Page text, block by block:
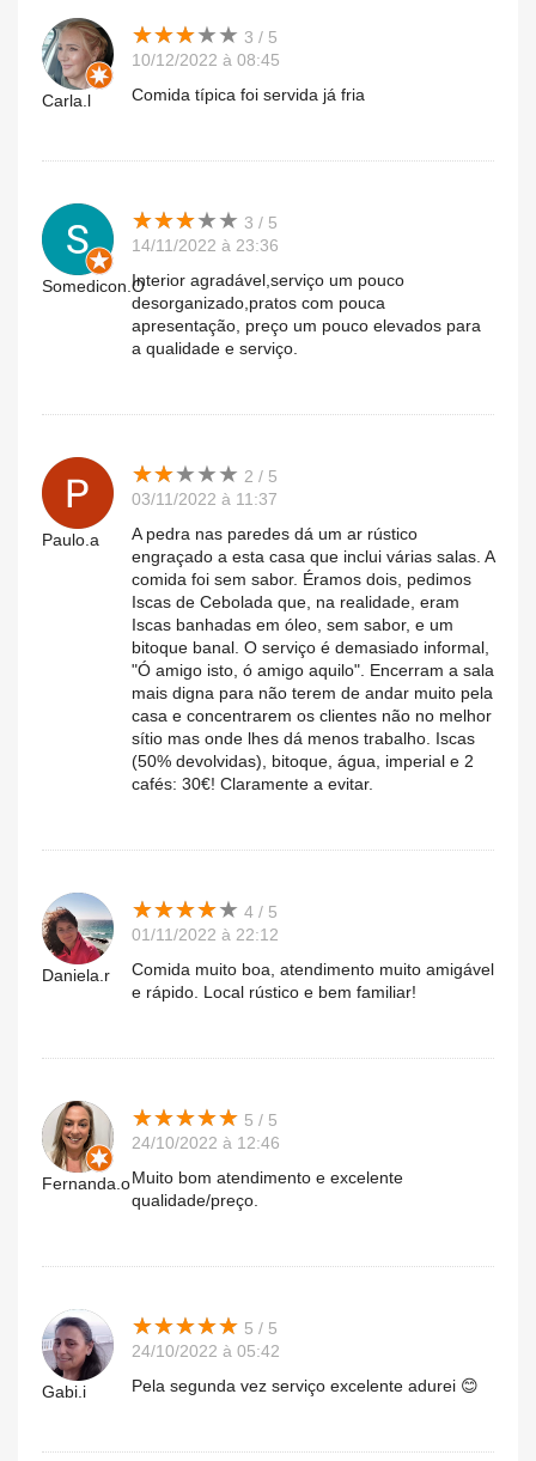
Carla.l
★★★★★
★★★★★ 3 / 5
10/12/2022 à 08:45
Comida típica foi servida já fria
Somedicon.O
★★★★★
★★★★★ 3 / 5
14/11/2022 à 23:36
Interior agradável,serviço um pouco
desorganizado,pratos com pouca
apresentação, preço um pouco elevados para
a qualidade e serviço.
Paulo.a
★★★★★
★★★★★ 2 / 5
03/11/2022 à 11:37
A pedra nas paredes dá um ar rústico
engraçado a esta casa que inclui várias salas. A
comida foi sem sabor. Éramos dois, pedimos
Iscas de Cebolada que, na realidade, eram
Iscas banhadas em óleo, sem sabor, e um
bitoque banal. O serviço é demasiado informal,
"Ó amigo isto, ó amigo aquilo". Encerram a sala
mais digna para não terem de andar muito pela
casa e concentrarem os clientes não no melhor
sítio mas onde lhes dá menos trabalho. Iscas
(50% devolvidas), bitoque, água, imperial e 2
cafés: 30€! Claramente a evitar.
Daniela.r
★★★★★
★★★★★ 4 / 5
01/11/2022 à 22:12
Comida muito boa, atendimento muito amigável
e rápido. Local rústico e bem familiar!
Fernanda.o
★★★★★
★★★★★ 5 / 5
24/10/2022 à 12:46
Muito bom atendimento e excelente
qualidade/preço.
Gabi.i
★★★★★
★★★★★ 5 / 5
24/10/2022 à 05:42
Pela segunda vez serviço excelente adurei 😊